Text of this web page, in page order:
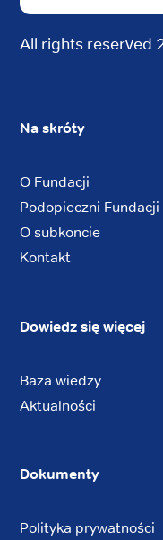
All rights reserved
Na skróty
O Fundacji
Podopieczni Fundacji
O subkoncie
Kontakt
Dowiedz się więcej
Baza wiedzy
Aktualności
Dokumenty
Polityka prywatności